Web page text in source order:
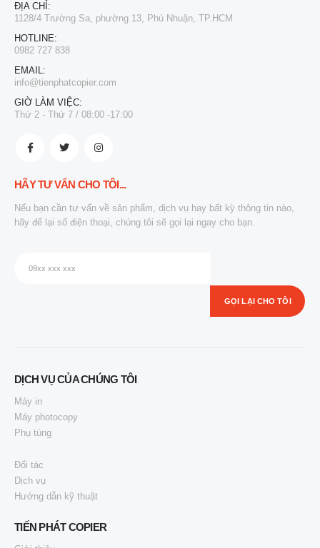
ĐỊA CHỈ:
1128/4 Trường Sa, phường 13, Phú Nhuận, TP.HCM
HOTLINE:
0982 727 838
EMAIL:
info@tienphatcopier.com
GIỜ LÀM VIỆC:
Thứ 2 - Thứ 7 / 08:00 -17:00
HÃY TƯ VẤN CHO TÔI...
Nếu bạn cần tư vấn về sản phẩm, dịch vụ hay bất kỳ thông tin nào,
hãy để lại số điện thoại, chúng tôi sẽ gọi lại ngay cho bạn.
DỊCH VỤ CỦA CHÚNG TÔI
Máy in
Máy photocopy
Phụ tùng
Đối tác
Dịch vụ
Hướng dẫn kỹ thuật
TIẾN PHÁT COPIER